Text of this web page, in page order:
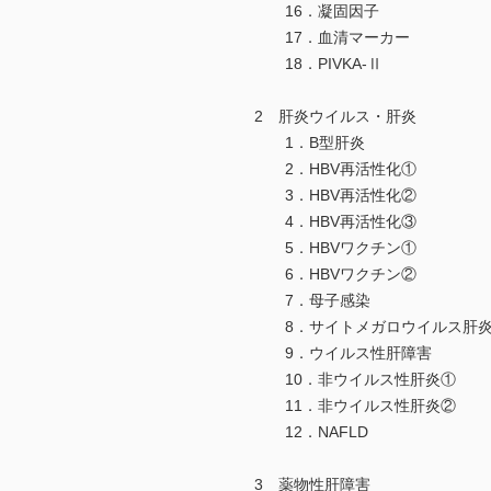
16．凝固因子
17．血清マーカー
18．PIVKA-Ⅱ
2 肝炎ウイルス・肝炎
1．B型肝炎
2．HBV再活性化①
3．HBV再活性化②
4．HBV再活性化③
5．HBVワクチン①
6．HBVワクチン②
7．母子感染
8．サイトメガロウイルス
9．ウイルス性肝障害
10．非ウイルス性肝炎①
11．非ウイルス性肝炎②
12．NAFLD
3 薬物性肝障害